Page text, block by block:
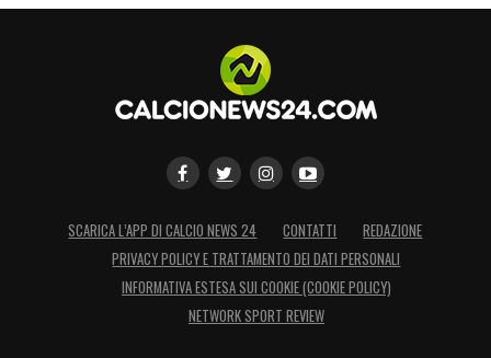
SCARICA L’APP DI CALCIO NEWS 24 CONTATTI
REDAZIONE
PRIVACY POLICY E TRATTAMENTO DEI DATI PERSONALI
INFORMATIVA ESTESA SUI COOKIE (COOKIE POLICY)
NETWORK SPORT REVIEW